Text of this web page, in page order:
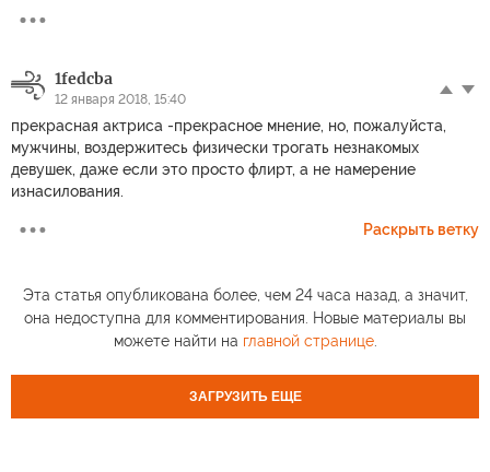
1fedcba
12 января 2018, 15:40
прекрасная актриса -прекрасное мнение, но, пожалуйста,
мужчины, воздержитесь физически трогать незнакомых
девушек, даже если это просто флирт, а не намерение
изнасилования.
Раскрыть ветку
Эта статья опубликована более, чем 24 часа назад, а значит,
она недоступна для комментирования. Новые материалы вы
можете найти на главной странице.
ЗАГРУЗИТЬ ЕЩЕ